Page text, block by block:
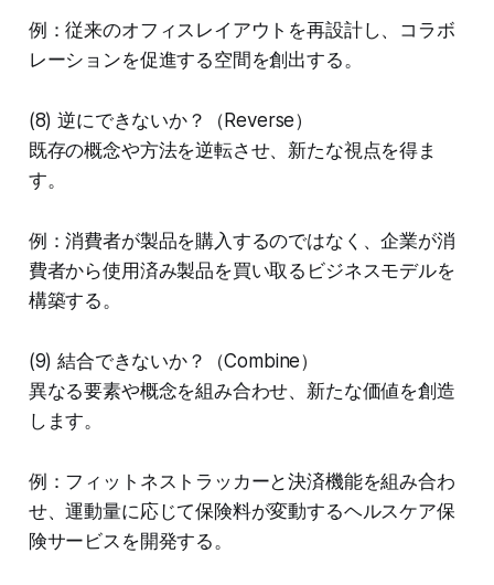
例：従来のオフィスレイアウトを再設計し、コラボ
レーションを促進する空間を創出する。
(8) 逆にできないか？（Reverse）
既存の概念や方法を逆転させ、新たな視点を得ま
す。
例：消費者が製品を購入するのではなく、企業が消
費者から使用済み製品を買い取るビジネスモデルを
構築する。
(9) 結合できないか？（Combine）
異なる要素や概念を組み合わせ、新たな価値を創造
します。
例：フィットネストラッカーと決済機能を組み合わ
せ、運動量に応じて保険料が変動するヘルスケア保
険サービスを開発する。